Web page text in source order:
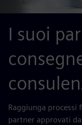
I suoi
Raggiunga processi
partner approvati